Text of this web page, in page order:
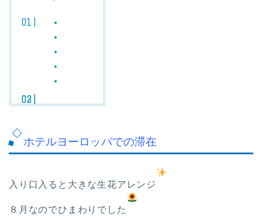
ホテルヨーロッパでの滞在
入り口入ると大きな生花アレンジ
８月なのでひまわりでした